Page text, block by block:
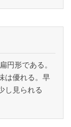
円形である。
は優れる。早
し見られる